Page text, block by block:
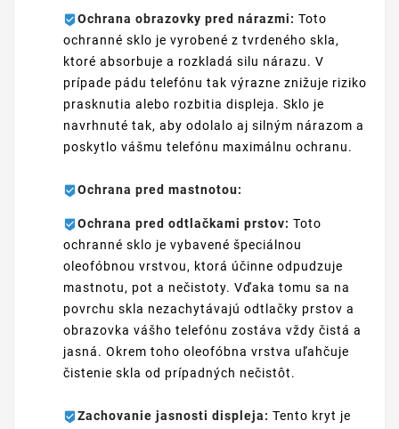
Ochrana obrazovky pred nárazmi: Toto
ochranné sklo je vyrobené z tvrdeného skla,
ktoré absorbuje a rozkladá silu nárazu. V
prípade pádu telefónu tak výrazne znižuje riziko
prasknutia alebo rozbitia displeja. Sklo je
navrhnuté tak, aby odolalo aj silným nárazom a
poskytlo vášmu telefónu maximálnu ochranu.
Ochrana pred mastnotou:
Ochrana pred odtlačkami prstov: Toto
ochranné sklo je vybavené špeciálnou
oleofóbnou vrstvou, ktorá účinne odpudzuje
mastnotu, pot a nečistoty. Vďaka tomu sa na
povrchu skla nezachytávajú odtlačky prstov a
obrazovka vášho telefónu zostáva vždy čistá a
jasná. Okrem toho oleofóbna vrstva uľahčuje
čistenie skla od prípadných nečistôt.
Zachovanie jasnosti displeja: Tento kryt je